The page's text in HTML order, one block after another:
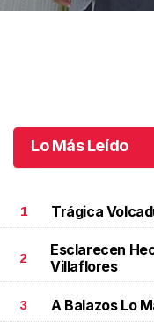
Lo Más Leído
1 Trágica
2
Esclarecen
Villaflores
3 A Balazos Lo